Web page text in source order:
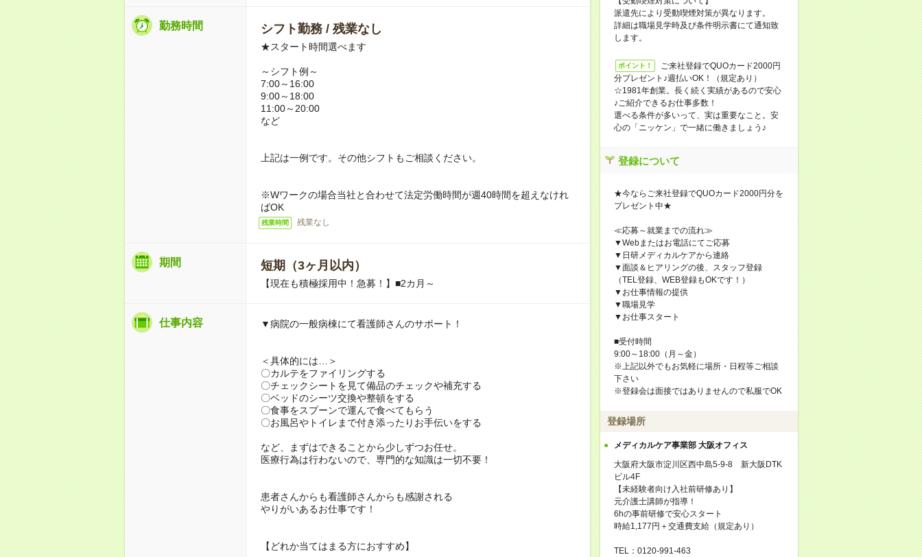
勤務時間 シフト勤務 / 残業なし
★スタート時間選べます
～シフト例～
7:00～16:00
9:00～18:00
11:00～20:00
など
上記は一例です。その他シフトもご相談ください。
※Wワークの場合当社と合わせて法定労働時間が週40時間を超えなけれ
ばOK
残業時間 残業なし
期間 短期（3ヶ月以内）
【現在も積極採用中！急募！】■2カ月～
仕事内容 ▼病院の一般病棟にて看護師さんのサポート！
＜具体的には…＞
〇カルテをファイリングする
〇チェックシートを見て備品のチェックや補充する
〇ベッドのシーツ交換や整頓をする
〇食事をスプーンで運んで食べてもらう
〇お風呂やトイレまで付き添ったりお手伝いをする
など、まずはできることから少しずつお任せ。
医療行為は行わないので、専門的な知識は一切不要！
患者さんからも看護師さんからも感謝される
やりがいあるお仕事です！
【どれか当てはまる方におすすめ】
派遣先により受動喫煙対策が異なります。
詳細は職場見学時及び条件明示書にて通知致
します。
ポイント！
ご来社登録でQUOカード2000円
分プレゼント♪週払いOK！（規定あり）
☆1981年創業。長く続く実績があるので安心
♪ご紹介できるお仕事多数！
選べる条件が多いって、実は重要なこと。安
心の「ニッケン」で一緒に働きましょう♪
登録について
★今ならご来社登録でQUOカード2000円分を
プレゼント中★
≪応募～就業までの流れ≫
▼Webまたはお電話にてご応募
▼日研メディカルケアから連絡
▼面談＆ヒアリングの後、スタッフ登録
（TEL登録、WEB登録もOKです！）
▼お仕事情報の提供
▼職場見学
▼お仕事スタート
■受付時間
9:00～18:00（月～金）
※上記以外でもお気軽に場所・日程等ご相談
下さい
※登録会は面接ではありませんので私服でOK
登録場所
メディカルケア事業部 大阪オフィス
大阪府大阪市淀川区西中島5-9-8 新大阪DTK
ビル4F
【未経験者向け入社前研修あり】
元介護士講師が指導！
6hの事前研修で安心スタート
時給1,177円＋交通費支給（規定あり）
TEL：0120-991-463